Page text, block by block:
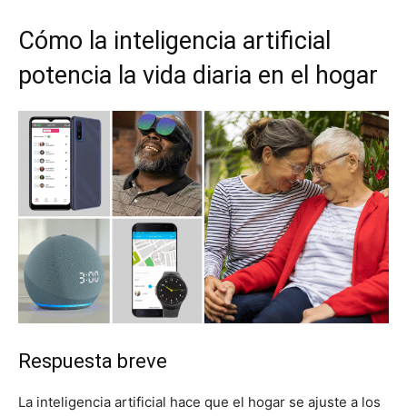
Cómo la inteligencia artificial
potencia la vida diaria en el hogar
Respuesta breve
La inteligencia artificial hace que el hogar se ajuste a los